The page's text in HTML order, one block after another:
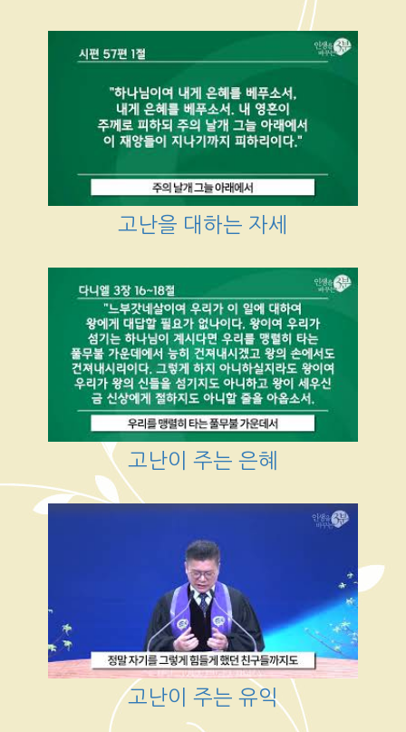
고난을 대하는 자세
고난이 주는 은혜
고난이 주는 유익